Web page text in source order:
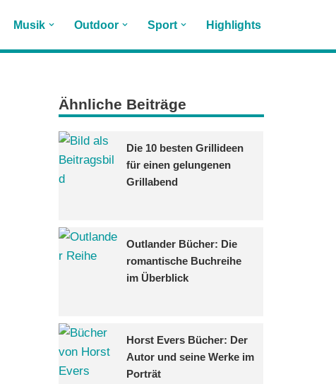
Musik Outdoor Sport Highlights
Ähnliche Beiträge
Die 10 besten Grillideen
für einen gelungenen
Grillabend
Outlander Bücher: Die
romantische Buchreihe
im Überblick
Horst Evers Bücher: Der
Autor und seine Werke im
Porträt